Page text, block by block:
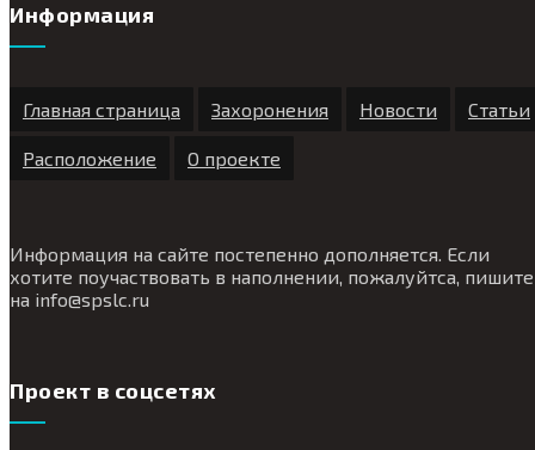
Информация
Главная страница Захоронения Новости Статьи
Расположение О проекте
Информация на сайте постепенно дополняется. Если
хотите поучаствовать в наполнении, пожалуйтса, пишите
на info@spslc.ru
Проект в соцсетях